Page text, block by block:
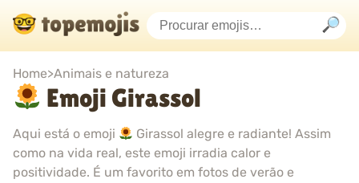
Home>Animais e natureza
Emoji Girassol
Aqui está o emoji
Girassol alegre e radiante! Assim
como na vida real, este emoji irradia calor e
positividade. É um favorito em fotos de verão e